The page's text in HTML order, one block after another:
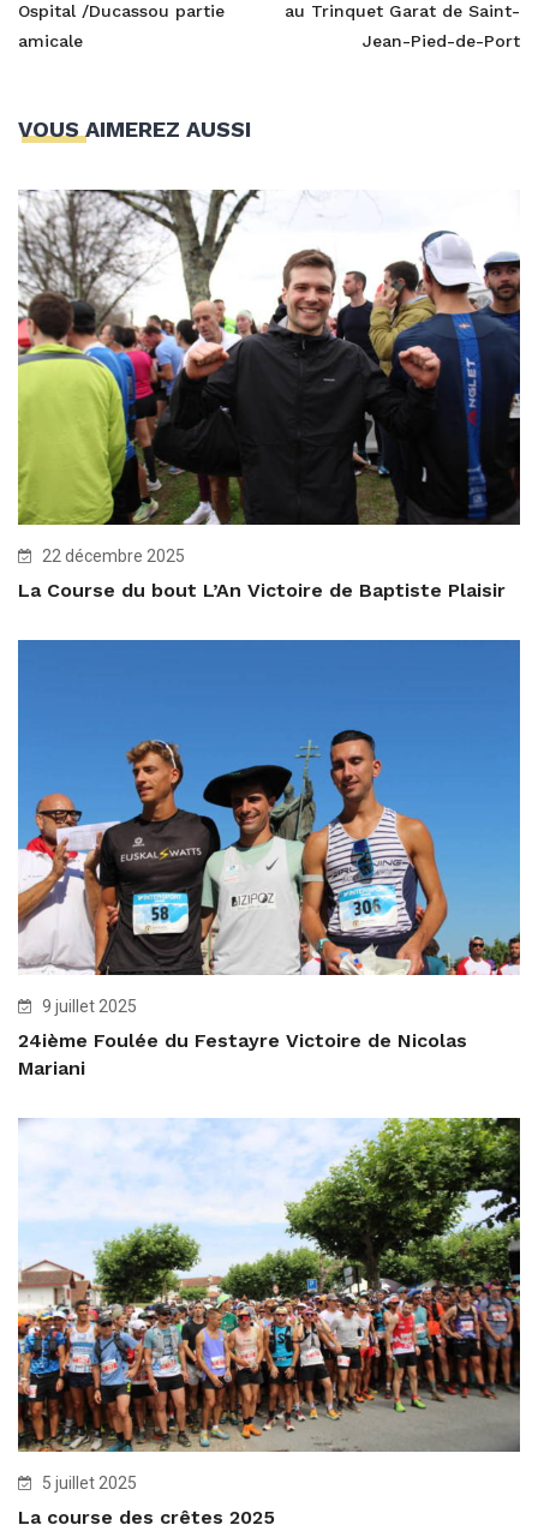
Ospital /Ducassou partie
amicale
au Trinquet Garat de Saint-
Jean-Pied-de-Port
VOUS AIMEREZ AUSSI
22 décembre 2025
La Course du bout L’An Victoire de Baptiste Plaisir
9 juillet 2025
24ième Foulée du Festayre Victoire de Nicolas
Mariani
5 juillet 2025
La course des crêtes 2025